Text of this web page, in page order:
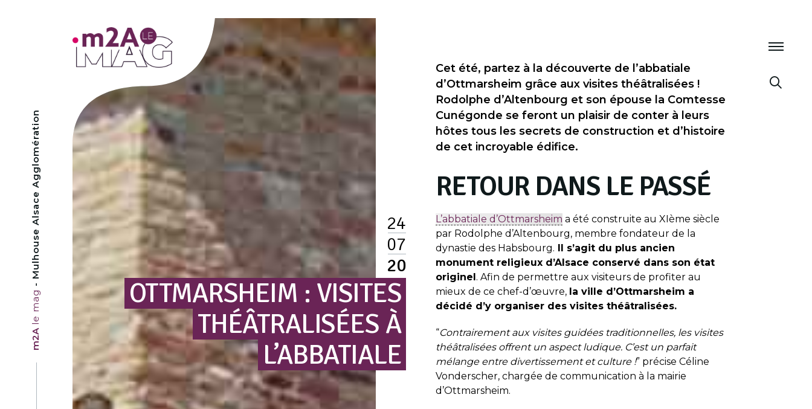
m2A
le mag
- Mulhouse Alsace Agglomération
24
07
20
OTTMARSHEIM : VISITES
THÉÂTRALISÉES À
L’ABBATIALE
Cet été, partez à la découverte de l’abbatiale
d’Ottmarsheim grâce aux visites théâtralisées !
Rodolphe d’Altenbourg et son épouse la Comtesse
Cunégonde se feront un plaisir de conter à leurs
hôtes tous les secrets de construction et d’histoire
de cet incroyable édifice.
RETOUR DANS LE PASSÉ
L’abbatiale d’Ottmarsheim a été construite au XIème siècle
par Rodolphe d’Altenbourg, membre fondateur de la
dynastie des Habsbourg. Il s’agit du plus ancien
monument religieux d’Alsace conservé dans son état
originel. Afin de permettre aux visiteurs de profiter au
mieux de ce chef-d’œuvre, la ville d’Ottmarsheim a
décidé d’y organiser des visites théâtralisées.
“Contrairement aux visites guidées traditionnelles, les visites
théâtralisées offrent un aspect ludique. C’est un parfait
mélange entre divertissement et culture !” précise Céline
Vonderscher, chargée de communication à la mairie
d’Ottmarsheim.